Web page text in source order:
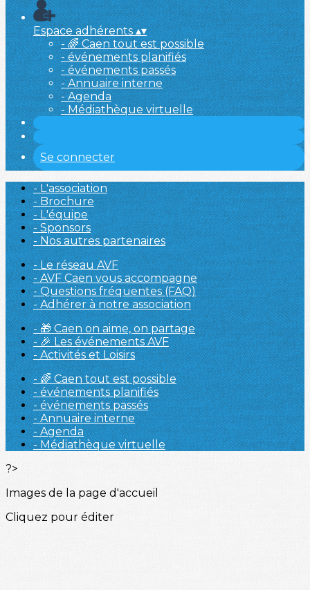
Espace adhérents▴▾
- 🌈 Caen tout est possible
- événements planifiés
- événements passés
- Annuaire interne
- Agenda
- Médiathèque virtuelle
Se connecter
- L'association
- Brochure
- L'équipe
- Sponsors
- Nos autres partenaires
- Le réseau AVF
- AVF Caen vous accompagne
- Questions fréquentes (FAQ)
- Adhérer à notre association
- 🎁 Caen on aime, on partage
- 🎉 Les événements AVF
- Activités et Loisirs
- 🌈 Caen tout est possible
- événements planifiés
- événements passés
- Annuaire interne
- Agenda
- Médiathèque virtuelle
?>
Images de la page d'accueil
Cliquez pour éditer